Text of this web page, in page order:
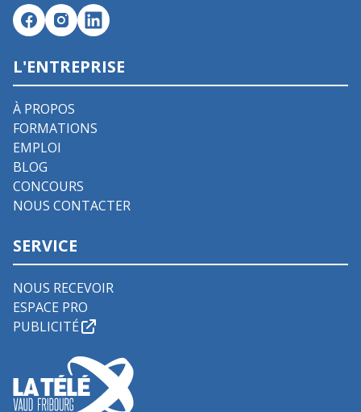
L'ENTREPRISE
À PROPOS
FORMATIONS
EMPLOI
BLOG
CONCOURS
NOUS CONTACTER
SERVICE
NOUS RECEVOIR
ESPACE PRO
PUBLICITÉ